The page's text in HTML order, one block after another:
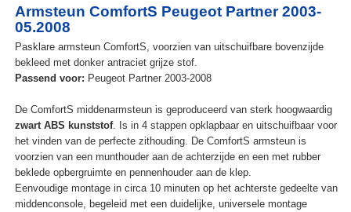
Armsteun ComfortS Peugeot Partner 2003-
05.2008
Pasklare armsteun ComfortS, voorzien van uitschuifbare bovenzijde
bekleed met donker antraciet grijze stof.
Passend voor: Peugeot Partner 2003-2008
De ComfortS middenarmsteun is geproduceerd van sterk hoogwaardig
zwart ABS kunststof. Is in 4 stappen opklapbaar en uitschuifbaar voor
het vinden van de perfecte zithouding. De ComfortS armsteun is
voorzien van een munthouder aan de achterzijde en een met rubber
beklede opbergruimte en pennenhouder aan de klep.
Eenvoudige montage in circa 10 minuten op het achterste gedeelte van
middenconsole, begeleid met een duidelijke, universele montage